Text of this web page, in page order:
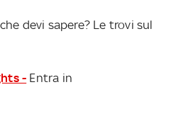
devi sapere? Le trovi sul
- Entra in